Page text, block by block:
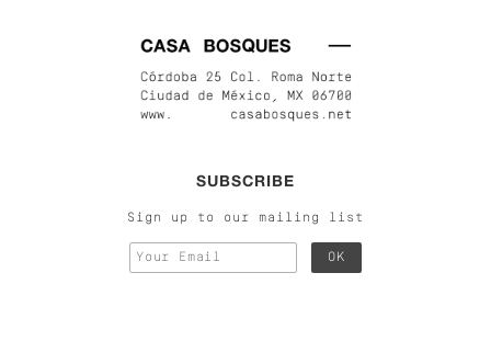
SUBSCRIBE
Sign up to our mailing list